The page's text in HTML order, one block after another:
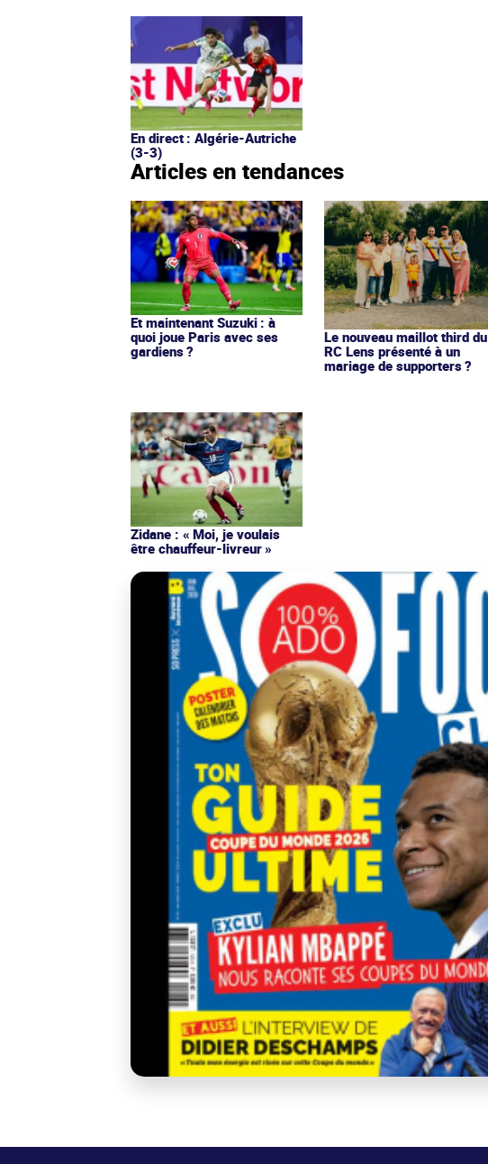
En direct : Algérie-Autriche
(3-3)
Articles en tendances
Et maintenant Suzuki : à
quoi joue Paris avec ses
gardiens ?
Le nouveau maillot third du
RC Lens présenté à un
mariage de supporters ?
Zidane : « Moi, je voulais
être chauffeur-livreur »